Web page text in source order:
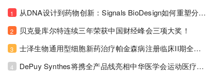
1 从DNA设计到药物创新：Signals BioDesign如何重塑分子生物学研发生态！
2 贝克曼库尔特连续三年荣获中国财经峰会三项大奖！
3 士泽生物通用型细胞新药治疗帕金森病注册临床II期全部入组完成！
4 DePuy Synthes将携全产品线亮相中华医学会运动医疗分会大会，加码布局中国运动医学创新赛道！